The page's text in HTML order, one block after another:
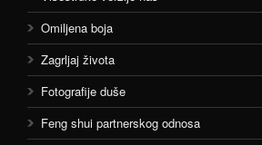
Omiljena boja
Zagrljaj života
Fotografije duše
Feng shui partnerskog odnosa